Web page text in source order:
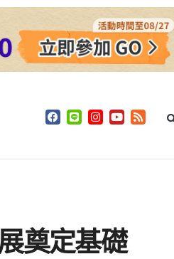
奠定基礎